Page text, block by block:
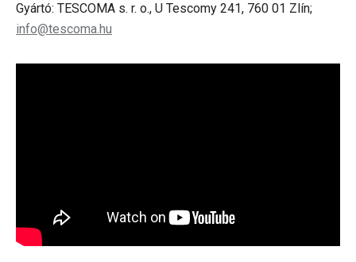
Gyártó: TESCOMA s. r. o., U Tescomy 241, 760 01 Zlín;
info@tescoma.hu